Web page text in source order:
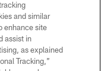
and similar
enhance site
assist in
as explained
Tracking,”